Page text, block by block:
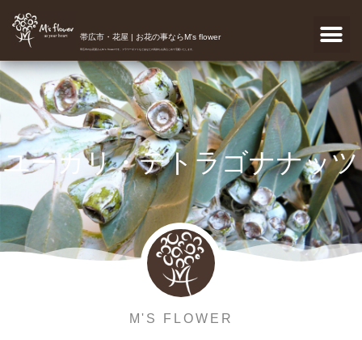
帯広市・花屋 | お花の事ならM's flower
帯広市のお花屋さんM's flowerです。フラワーギフトなどあなたの気持ちを真心こめて宅配いたします。
ユーカリ・テトラゴナナッツ
M'S FLOWER